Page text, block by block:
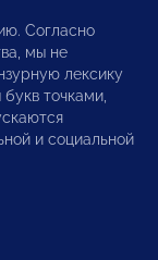
Согласно
мы не
лексику
точками,
и социальной